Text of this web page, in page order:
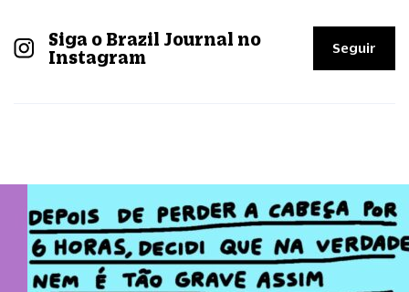
Siga o Brazil Journal no
Instagram
Seguir